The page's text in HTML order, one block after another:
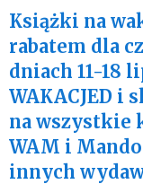
Książki na
rabatem dla
dniach 11-18
WAKACJED i
na wszystkie
WAM i
innych